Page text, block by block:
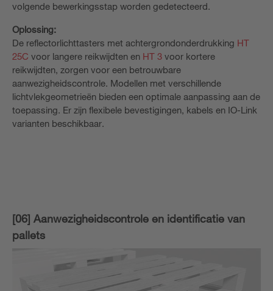
volgende bewerkingsstap worden gedetecteerd.
Oplossing:
De reflectorlichttasters met achtergrondonderdrukking HT
25C voor langere reikwijdten en HT 3 voor kortere
reikwijdten, zorgen voor een betrouwbare
aanwezigheidscontrole. Modellen met verschillende
lichtvlekgeometrieën bieden een optimale aanpassing aan de
toepassing. Er zijn flexibele bevestigingen, kabels en IO-Link
varianten beschikbaar.
[06] Aanwezigheidscontrole en identificatie van
pallets